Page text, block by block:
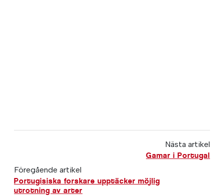
Nästa artikel
Gamar i Portugal
Föregående artikel
Portugisiska forskare upptäcker möjlig
utrotning av arter